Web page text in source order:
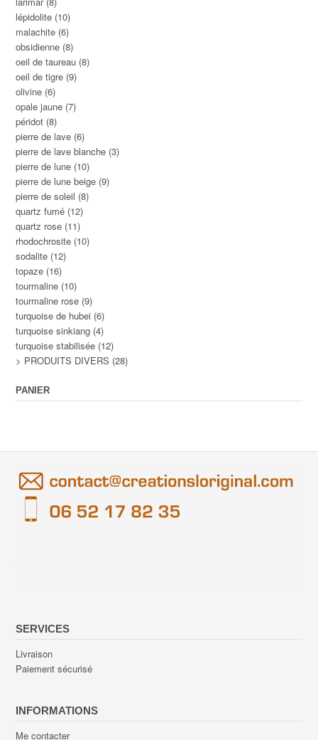
lépidolite (10)
malachite (6)
obsidienne (8)
oeil de taureau (8)
oeil de tigre (9)
olivine (6)
opale jaune (7)
péridot (8)
pierre de lave (6)
pierre de lave blanche (3)
pierre de lune (10)
pierre de lune beige (9)
pierre de soleil (8)
quartz fumé (12)
quartz rose (11)
rhodochrosite (10)
sodalite (12)
topaze (16)
tourmaline (10)
tourmaline rose (9)
turquoise de hubei (6)
turquoise sinkiang (4)
turquoise stabilisée (12)
> PRODUITS DIVERS (28)
PANIER
SERVICES
Livraison
Paiement sécurisé
INFORMATIONS
Me contacter